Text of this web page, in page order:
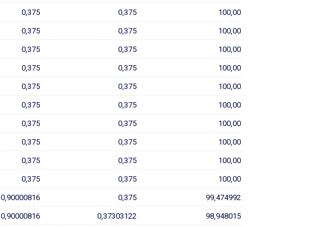
0,375 0,375 100,00
0,375 0,375 100,00
0,375 0,375 100,00
0,375 0,375 100,00
0,375 0,375 100,00
0,375 0,375 100,00
0,375 0,375 100,00
0,375 0,375 100,00
0,375 0,375 100,00
0,375 0,375 100,00
0,90000816 0,375 99,474992
0,90000816 0,37303122 98,948015